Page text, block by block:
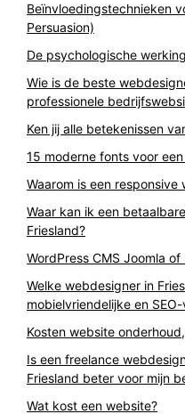
Beïnvloedingstechnieken
Persuasion)
De psychologische
Wie is de beste
professionele
Ken jij alle betekenissen
15 moderne fonts voor
Waarom is een responsive
Waar kan ik een
Friesland?
WordPress CMS Joomla
Welke webdesigner in
mobielvriendelijke en
Kosten website
Is een freelance
Friesland beter voor mijn
Wat kost een website?